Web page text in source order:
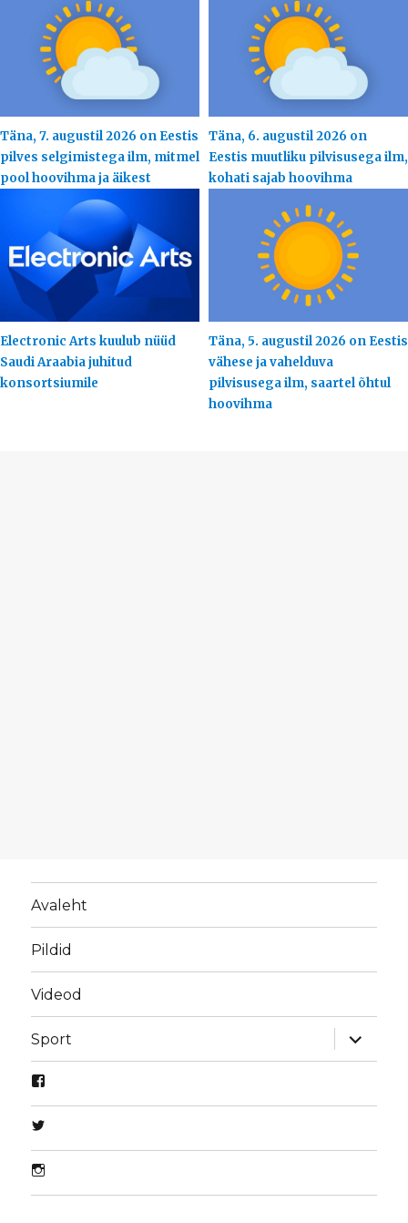
Täna, 7. augustil 2026 on Eestis
pilves selgimistega ilm, mitmel
pool hoovihma ja äikest
Täna, 6. augustil 2026 on
Eestis muutliku pilvisusega ilm,
kohati sajab hoovihma
Electronic Arts kuulub nüüd
Saudi Araabia juhitud
konsortsiumile
Täna, 5. augustil 2026 on Eestis
vähese ja vahelduva
pilvisusega ilm, saartel õhtul
hoovihma
Avaleht
Pildid
Videod
Sport
laienda